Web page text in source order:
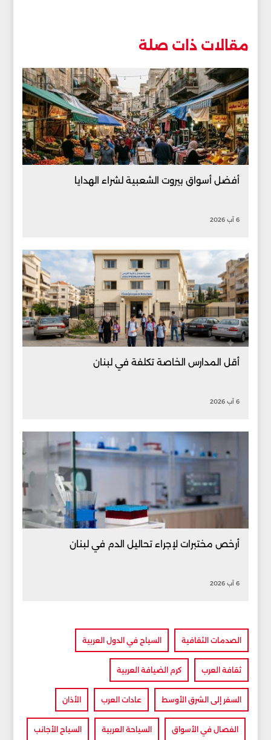
مقالات ذات صلة
أفضل أسواق بيروت الشعبية لشراء الهدايا
6 آب 2026
أقل المدارس الخاصة تكلفة في لبنان
6 آب 2026
أرخص مختبرات لإجراء تحاليل الدم في لبنان
6 آب 2026
الصدمات الثقافية السياح في الدول العربية
ثقافة العرب كرم الضيافة العربية
السفر إلى الشرق الأوسط عادات العرب الأذان
الفصال في الأسواق السياحة العربية السياح الأجانب